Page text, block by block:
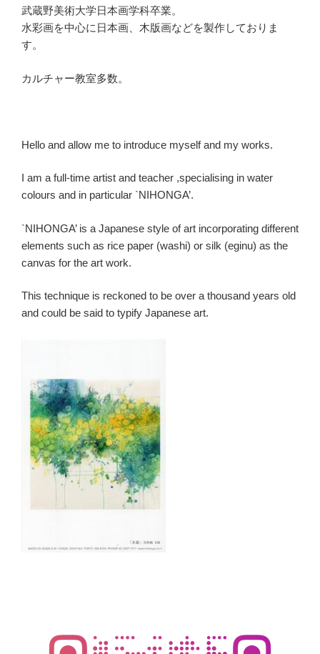
武蔵野美術大学日本画学科卒業。
水彩画を中心に日本画、木版画などを製作しておりま
す。
カルチャー教室多数。
Hello and allow me to introduce myself and my works.
I am a full-time artist and teacher ,specialising in water
colours and in particular `NIHONGA’.
`NIHONGA’ is a Japanese style of art incorporating different
elements such as rice paper (washi) or silk (eginu) as the
canvas for the art work.
This technique is reckoned to be over a thousand years old
and could be said to typify Japanese art.